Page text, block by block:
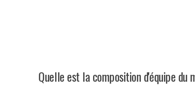
Quelle est la composition d'équipe